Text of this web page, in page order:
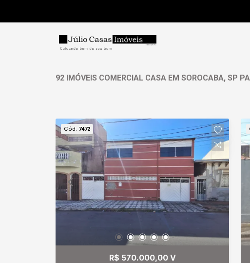
92 IMÓVEIS COMERCIAL CASA EM SOROCABA, SP
Cód. 7472
R$ 570.000,00 V